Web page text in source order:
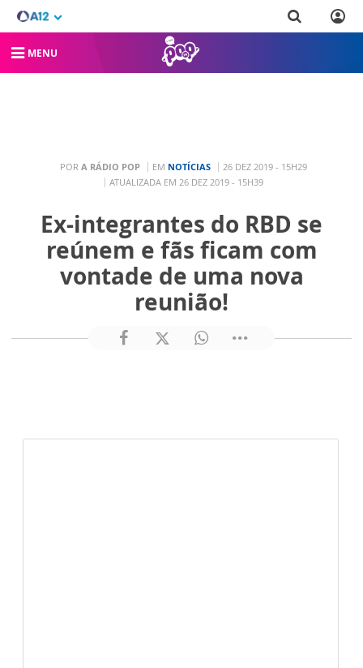
MENU
POR A RÁDIO POP EM NOTÍCIAS
26 DEZ 2019 - 15H29
ATUALIZADA EM 26 DEZ 2019 - 15H39
Ex-integrantes do RBD se
reúnem e fãs ficam com
vontade de uma nova
reunião!